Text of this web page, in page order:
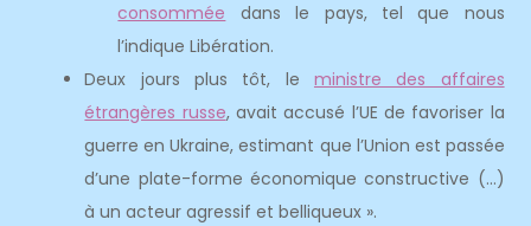
consommée dans le pays, tel que nous
l’indique Libération.
Deux jours plus tôt, le ministre des affaires
étrangères russe, avait accusé l’UE de favoriser la
guerre en Ukraine, estimant que l’Union est passée
d’une plate-forme économique constructive (…)
à un acteur agressif et belliqueux ».